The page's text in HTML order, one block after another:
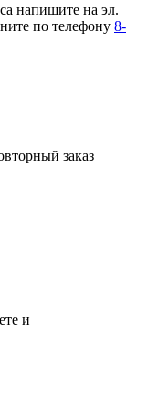
напишите на эл.
по телефону 8-
заказ
и